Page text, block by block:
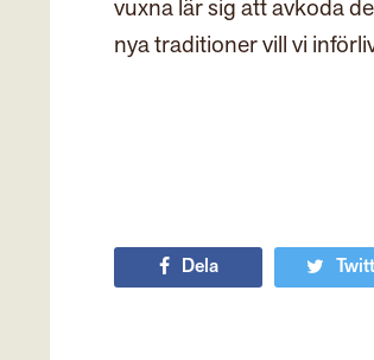
vuxna lär sig att avkoda
nya traditioner vill vi
Dela